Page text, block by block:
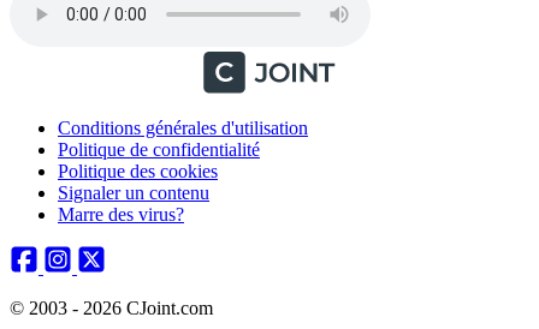
Conditions générales d'utilisation
Politique de confidentialité
Politique des cookies
Signaler un contenu
Marre des virus?
© 2003 - 2026 CJoint.com